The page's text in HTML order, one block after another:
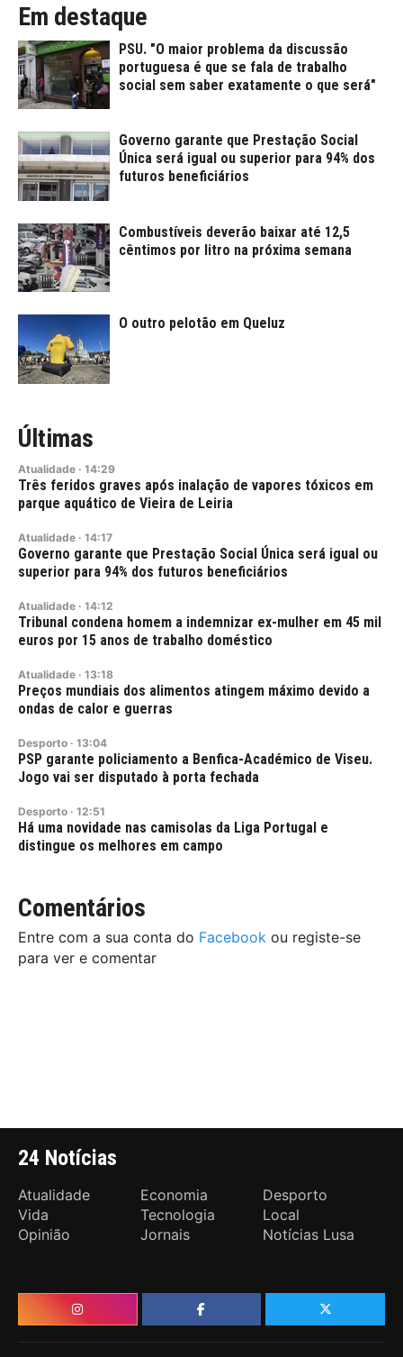
Em destaque
PSU. "O maior problema da discussão
portuguesa é que se fala de trabalho
social sem saber exatamente o que será"
Governo garante que Prestação Social
Única será igual ou superior para 94% dos
futuros beneficiários
Combustíveis deverão baixar até 12,5
cêntimos por litro na próxima semana
O outro pelotão em Queluz
Últimas
Atualidade · 14:29
Três feridos graves após inalação de vapores tóxicos em
parque aquático de Vieira de Leiria
Atualidade · 14:17
Governo garante que Prestação Social Única será igual ou
superior para 94% dos futuros beneficiários
Atualidade · 14:12
Tribunal condena homem a indemnizar ex-mulher em 45 mil
euros por 15 anos de trabalho doméstico
Atualidade · 13:18
Preços mundiais dos alimentos atingem máximo devido a
ondas de calor e guerras
Desporto · 13:04
PSP garante policiamento a Benfica-Académico de Viseu.
Jogo vai ser disputado à porta fechada
Desporto · 12:51
Há uma novidade nas camisolas da Liga Portugal e
distingue os melhores em campo
Comentários
Entre com a sua conta do Facebook ou registe-se
para ver e comentar
24 Notícias
Atualidade Economia
Desporto
Vida
Tecnologia
Local
Opinião
Jornais Notícias Lusa